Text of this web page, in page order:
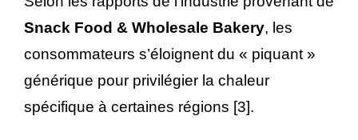
Snack Food & Wholesale Bakery, les
consommateurs s’éloignent du « piquant »
générique pour privilégier la chaleur
spécifique à certaines régions [3].